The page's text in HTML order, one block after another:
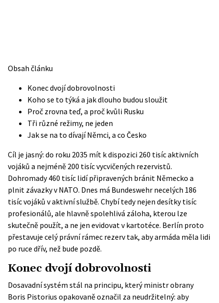
Obsah článku
Konec dvojí dobrovolnosti
Koho se to týká a jak dlouho budou sloužit
Proč zrovna teď, a proč kvůli Rusku
Tři různé režimy, ne jeden
Jak se na to dívají Němci, a co Česko
Cíl je jasný: do roku 2035 mít k dispozici 260 tisíc aktivních
vojáků a nejméně 200 tisíc vycvičených rezervistů.
Dohromady 460 tisíc lidí připravených bránit Německo a
plnit závazky v NATO. Dnes má Bundeswehr necelých 186
tisíc vojáků v aktivní službě. Chybí tedy nejen desítky tisíc
profesionálů, ale hlavně spolehlivá záloha, kterou lze
skutečně použít, a ne jen evidovat v kartotéce. Berlín proto
přestavuje celý právní rámec rezerv tak, aby armáda měla lidi
po ruce dřív, než bude pozdě.
Konec dvojí dobrovolnosti
Dosavadní systém stál na principu, který ministr obrany
Boris Pistorius opakovaně označil za neudržitelný: aby